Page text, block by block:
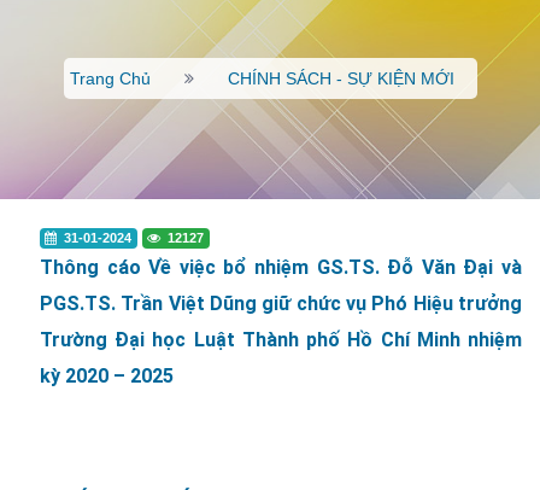
Trang Chủ CHÍNH SÁCH - SỰ KIỆN MỚI
31-01-2024 12127
Thông cáo Về việc bổ nhiệm GS.TS. Đỗ Văn Đại và
PGS.TS. Trần Việt Dũng giữ chức vụ Phó Hiệu trưởng
Trường Đại học Luật Thành phố Hồ Chí Minh nhiệm
kỳ 2020 – 2025